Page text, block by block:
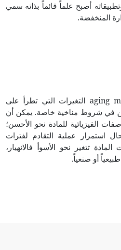
أصبح علماً قائماً بذاته سمي
المنخفضة.
يقصد بتشيخ المواد aging material التغيرات التي تطرأ على
في شروط مناخية خاصة. يمكن أن
الفيزيائية للمادة نحو الأحسن؛
استمرار عملية التقادم لفترات
تتغير نحو الأسوأ فالانهيار،
أو صنعياً.